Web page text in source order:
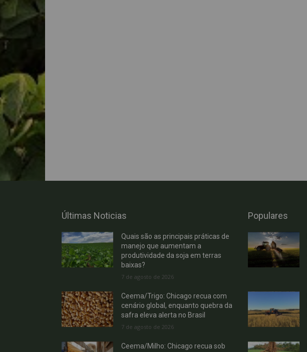
Últimas Noticias
Quais são as principais práticas de
manejo que aumentam a
produtividade da soja em terras
baixas?
7 de agosto de 2026
Ceema/Trigo: Chicago recua com
cenário global, enquanto quebra da
safra eleva alerta no Brasil
7 de agosto de 2026
Ceema/Milho: Chicago recua sob
Populares